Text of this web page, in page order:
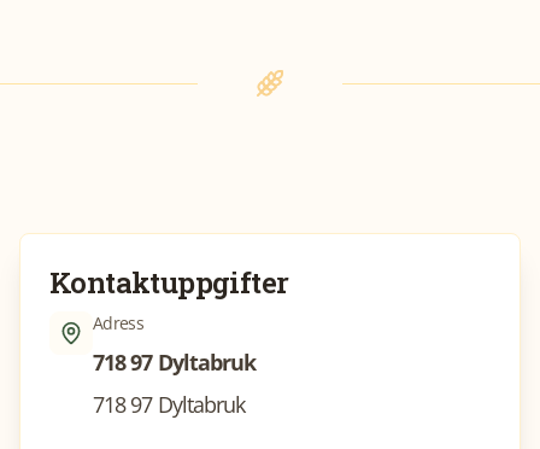
Kontaktuppgifter
Adress
718 97 Dyltabruk
718 97 Dyltabruk